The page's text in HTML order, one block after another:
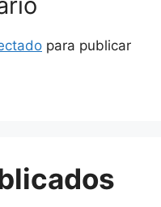
para publicar